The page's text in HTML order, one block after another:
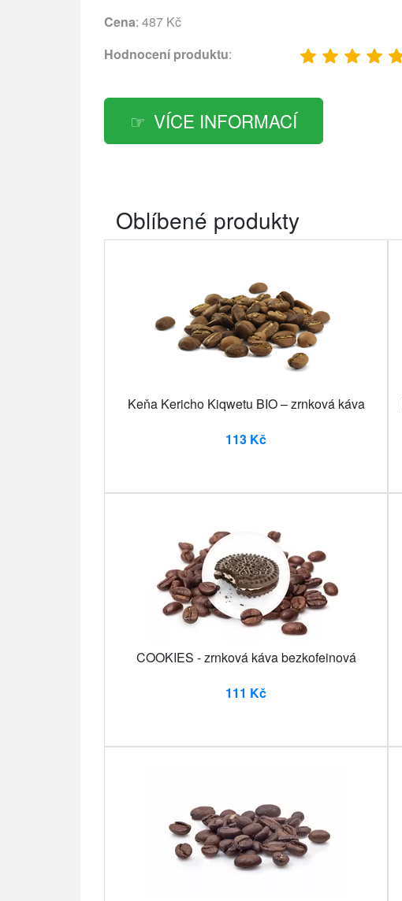
Cena: 487 Kč
Hodnocení produktu:
VÍCE INFORMACÍ
Oblíbené produkty
Keňa Kericho Kiqwetu BIO – zrnková káva
113 Kč
COOKIES - zrnková káva bezkofeinová
111 Kč